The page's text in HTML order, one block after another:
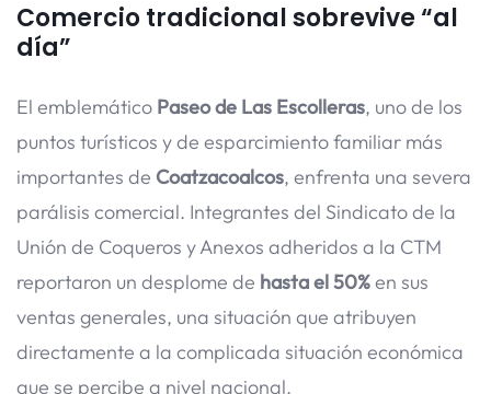
Comercio tradicional sobrevive “al
día”
El emblemático Paseo de Las Escolleras, uno de los
puntos turísticos y de esparcimiento familiar más
importantes de Coatzacoalcos, enfrenta una severa
parálisis comercial. Integrantes del Sindicato de la
Unión de Coqueros y Anexos adheridos a la CTM
reportaron un desplome de hasta el 50%en sus
ventas generales, una situación que atribuyen
directamente a la complicada situación económica
que se percibe a nivel nacional.